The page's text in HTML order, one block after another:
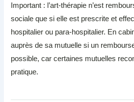
Important : l’art-thérapie n’est
sociale que si elle est prescrite et
hospitalier ou para-hospitalier. En
auprès de sa mutuelle si un
possible, car certaines mutuelles
pratique.